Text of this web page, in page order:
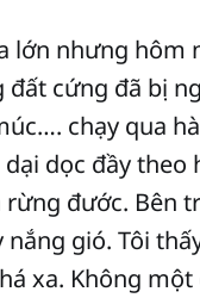
lớn nhưng hôm
đất cứng đã bị
chạy qua
dọc đầy theo
đước. Bên
gió. Tôi
xa. Không